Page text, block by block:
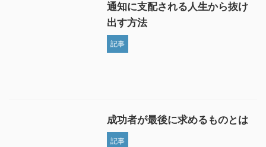
通知に支配される人生から抜け
出す方法
記事
成功者が最後に求めるものとは
記事